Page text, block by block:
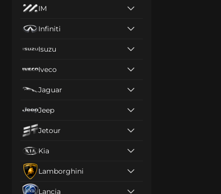
IM
Infiniti
Isuzu
Iveco
Jaguar
Jeep
Jetour
Kia
Lamborghini
Lancia